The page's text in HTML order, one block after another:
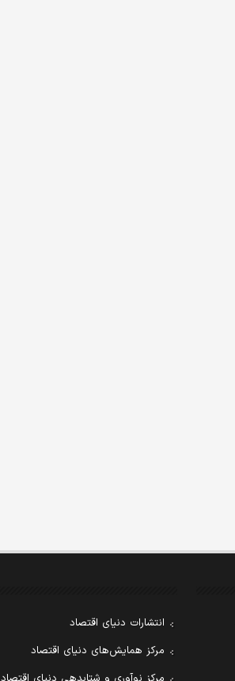
انتشارات دنیای اقتصاد
مرکز همایش‌های دنیای اقتصاد